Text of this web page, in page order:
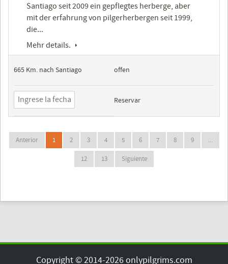
Santiago seit 2009 ein gepflegtes herberge, aber
mit der erfahrung von pilgerherbergen seit 1999,
die...
Mehr details.
665 Km. nach Santiago offen
Reservar
Anterior 1 2 3 4 5 6 7 8 9 ...
12 13 Siguiente
Copyright © 2014-2026 onlypilgrims.com